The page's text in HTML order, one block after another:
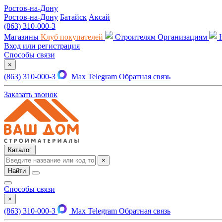
Ростов-на-Дону
Ростов-на-Дону Батайск Аксай
(863) 310-000-3
Магазины Клуб покупателей Строителям Организациям
Вход или регистрация
Способы связи
×
(863) 310-000-3 Max Telegram Обратная связь
Заказать звонок
Каталог
×
Найти
Способы связи
×
(863) 310-000-3 Max Telegram Обратная связь